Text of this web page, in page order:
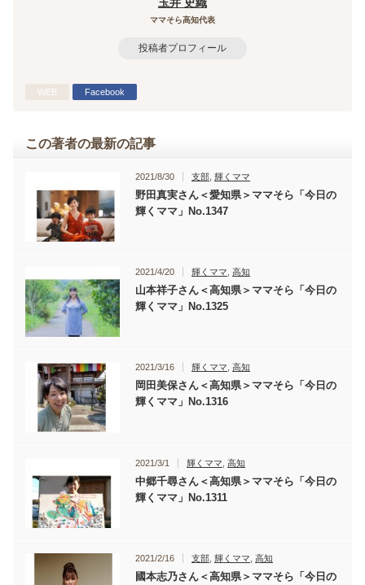
ママそら高知代表
投稿者プロフィール
WEB Facebook
この著者の最新の記事
2021/8/30 支部 ,輝くママ
野田真実さん＜愛知県＞ママそら「今日の
輝くママ」No.1347
2021/4/20 輝くママ ,高知
山本祥子さん＜高知県＞ママそら「今日の
輝くママ」No.1325
2021/3/16 輝くママ,高知
岡田美保さん＜高知県＞ママそら「今日の
輝くママ」No.1316
2021/3/1 輝くママ ,高知
中郷千尋さん＜高知県＞ママそら「今日の
輝くママ」No.1311
2021/2/16 支部 ,輝くママ ,高知
國本志乃さん＜高知県＞ママそら「今日の